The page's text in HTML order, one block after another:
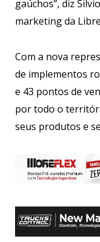
gaúchos”, diz
marketing da
Com a nova
de implementos
e 43 pontos de
por todo o
seus produtos e